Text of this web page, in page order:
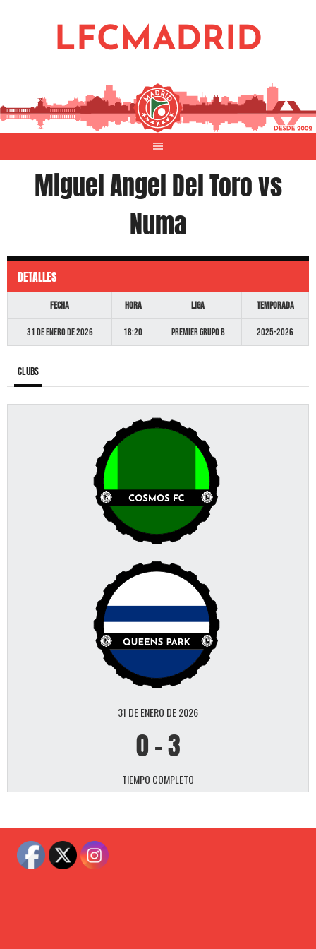
LFCMADRID
Miguel Angel Del Toro vs
Numa
DETALLES
Fecha Hora Liga Temporada
31 de enero de 2026 18:20 Premier GRUPO B 2025-2026
Clubs
31 DE ENERO DE 2026
0-3
TIEMPO COMPLETO